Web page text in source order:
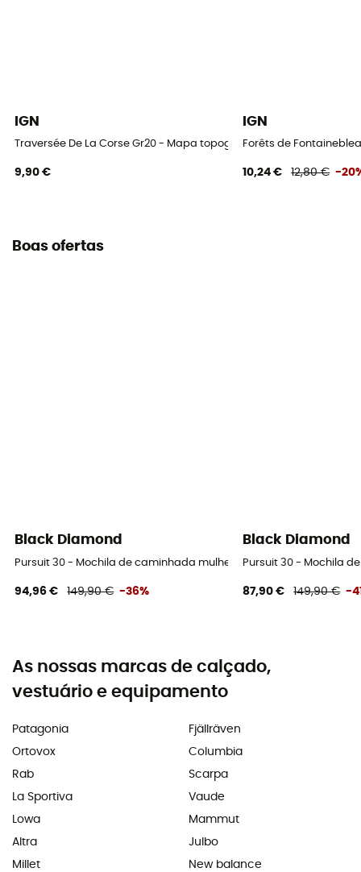
IGN
Traversée De La Corse Gr20 - Mapa topográfico
9,90 €
IGN
Forêts de
10,24 € 12,80 € -
Boas ofertas
Black Diamond
Pursuit 30 - Mochila de caminhada mulher
94,96 € 149,90 € -36%
Black Diamond
Pursuit 30 - Mochila
87,90 € 149,90 € -
As nossas marcas de calçado,
vestuário e equipamento
Patagonia
Ortovox
Rab
La Sportiva
Lowa
Altra
Millet
Fjällräven
Columbia
Scarpa
Vaude
Mammut
Julbo
New balance